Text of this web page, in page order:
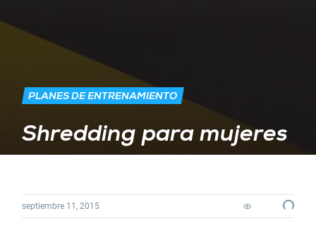
PLANES DE ENTRENAMIENTO
Shredding para mujeres
septiembre 11, 2015
Loading...